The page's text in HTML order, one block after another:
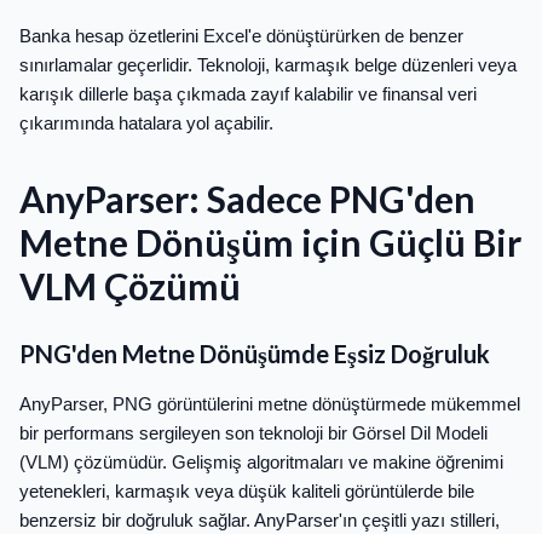
Banka hesap özetlerini Excel'e dönüştürürken de benzer
sınırlamalar geçerlidir. Teknoloji, karmaşık belge düzenleri veya
karışık dillerle başa çıkmada zayıf kalabilir ve finansal veri
çıkarımında hatalara yol açabilir.
AnyParser: Sadece PNG'den
Metne Dönüşüm için Güçlü Bir
VLM Çözümü
PNG'den Metne Dönüşümde Eşsiz Doğruluk
AnyParser, PNG görüntülerini metne dönüştürmede mükemmel
bir performans sergileyen son teknoloji bir Görsel Dil Modeli
(VLM) çözümüdür. Gelişmiş algoritmaları ve makine öğrenimi
yetenekleri, karmaşık veya düşük kaliteli görüntülerde bile
benzersiz bir doğruluk sağlar. AnyParser'ın çeşitli yazı stilleri,